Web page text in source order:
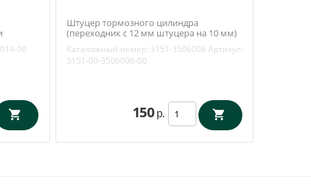
00
Штуцер тормозного цилиндра
(переходник с 12 мм штуцера на 10 мм)
Каталожный номер: 3151-3506006 Артикул:
3151-00-3506006-00
150 р.